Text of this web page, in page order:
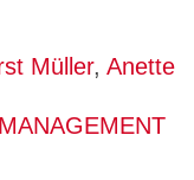
Müller, Anette